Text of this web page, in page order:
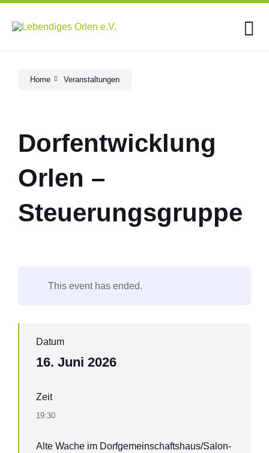
Skip
content
Skip
main
Skip
footer
Home Veranstaltungen
Dorfentwicklung
Orlen –
Steuerungsgruppe
This event has ended.
Datum
16. Juni 2026
Zeit
19:30
Alte Wache im Dorfgemeinschaftshaus/Salon-